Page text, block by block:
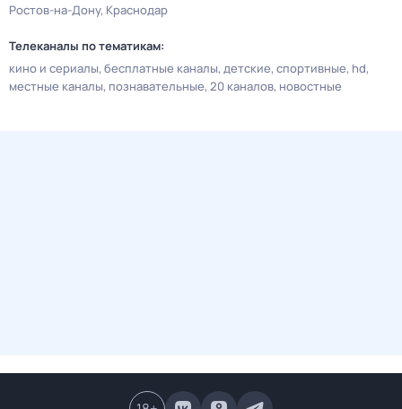
Ростов-на-Дону Краснодар
Телеканалы по тематикам:
кино и сериалы бесплатные каналы детские спортивные hd
местные каналы познавательные 20 каналов новостные